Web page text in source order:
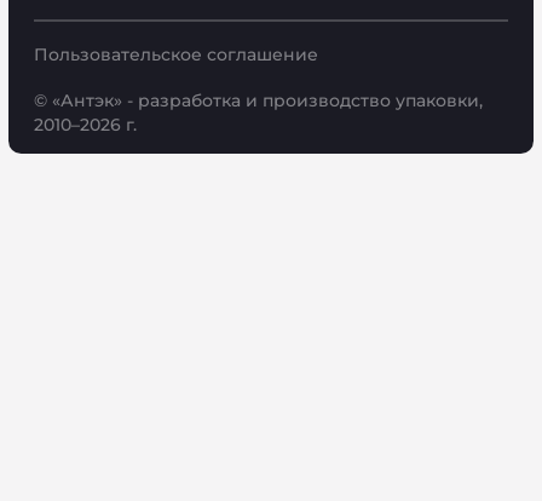
© «Антэк» - разработка и производство упаковки,
2010–2026 г.
Пользовательское соглашение